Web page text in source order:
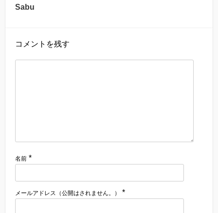
Sabu
コメントを残す
名前 *
メールアドレス（公開はされません。） *